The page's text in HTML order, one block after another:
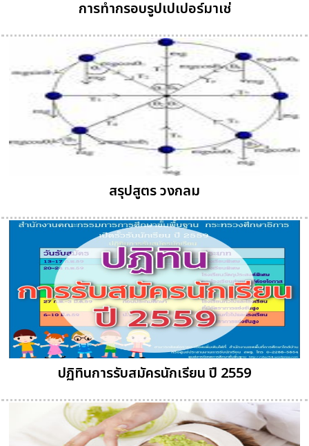
การทำกรอบรูปเปเปอร์มาเช่
สรุปสูตร วงกลม
ปฏิทินการรับสมัครนักเรียน ปี 2559